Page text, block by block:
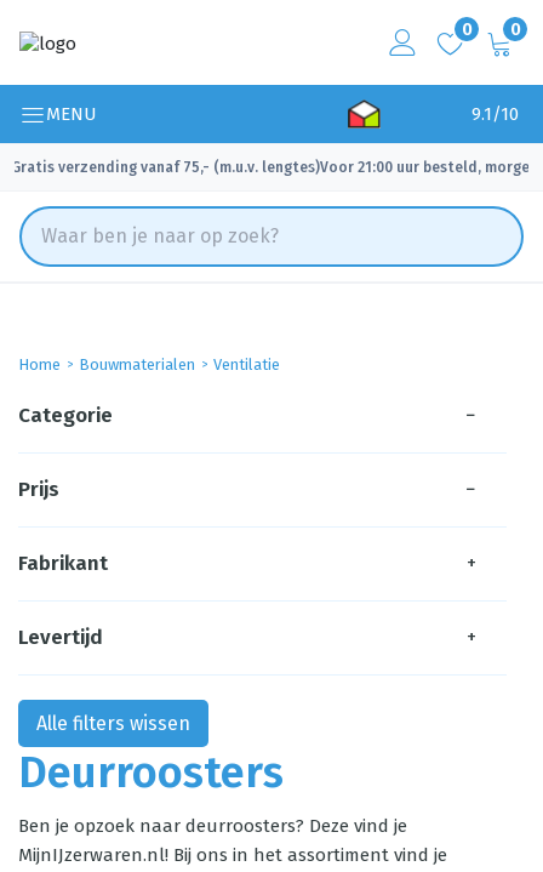
0 0
MENU 9.1/10
Gratis verzending vanaf 75,- (m.u.v. lengtes)
✓ Voor 21:00 uur besteld, morgen
Home Bouwmaterialen Ventilatie
Deurroosters
Ben je opzoek naar deurroosters? Deze vind je
MijnIJzerwaren.nl! Bij ons in het assortiment vind je
Categorie −
Prijs −
Fabrikant +
Levertijd +
Alle filters wissen